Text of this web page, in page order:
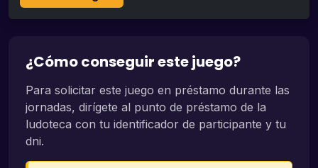
¿Cómo conseguir este juego?
Para solicitar este juego en préstamo durante las
jornadas, dirígete al punto de préstamo de la
ludoteca con tu identificador de participante y tu
dni.